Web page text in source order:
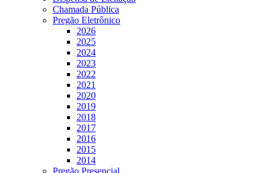
Chamada Pública
Pregão Eletrônico
2026
2025
2024
2023
2022
2021
2020
2019
2018
2017
2016
2015
2014
Pregão Presencial